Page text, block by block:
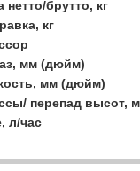
брутто, кг
кг
мм (дюйм)
мм (дюйм)
перепад высот, м
л/час